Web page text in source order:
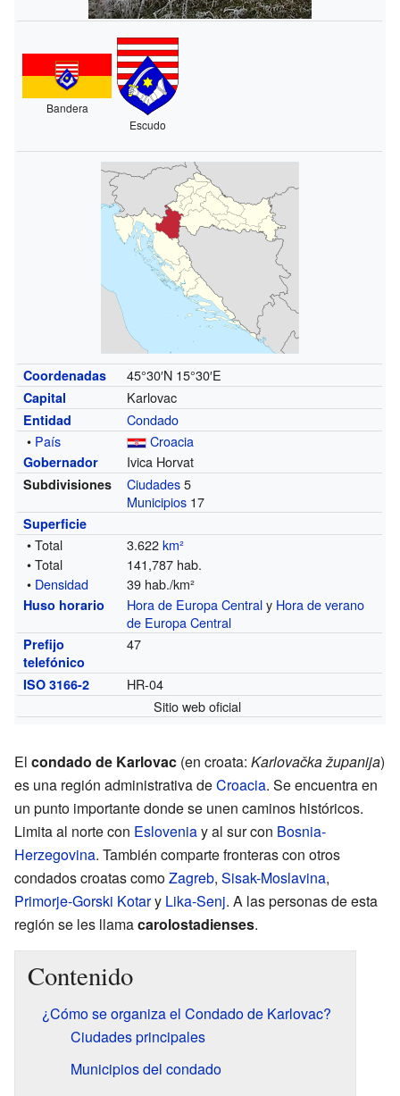
Bandera
Escudo
Coordenadas 45°30′N 15°30′E
Capital Karlovac
Entidad
Condado
• País Croacia
Gobernador Ivica Horvat
Subdivisiones Ciudades5
Municipios 17
Superficie
• Total 3.622km²
• Total
141,787 hab.
• Densidad 39 hab./km²
Huso horario Hora de Europa Centraly Hora de verano
de Europa Central
Prefijo
telefónico
47
ISO 3166-2
HR-04
Sitio web oficial
El condado de Karlovac (en croata: Karlovačka županija)
es una región administrativa deCroacia. Se encuentra en
un punto importante donde se unen caminos históricos.
Limita al norte con Esloveniay al sur con Bosnia-
Herzegovina. También comparte fronteras con otros
condados croatas comoZagreb, Sisak-Moslavina,
Primorje-Gorski Kotary Lika-Senj. A las personas de esta
región se les llamacarolostadienses.
Contenido
¿Cómo se organiza el Condado de Karlovac?
Ciudades principales
Municipios del condado